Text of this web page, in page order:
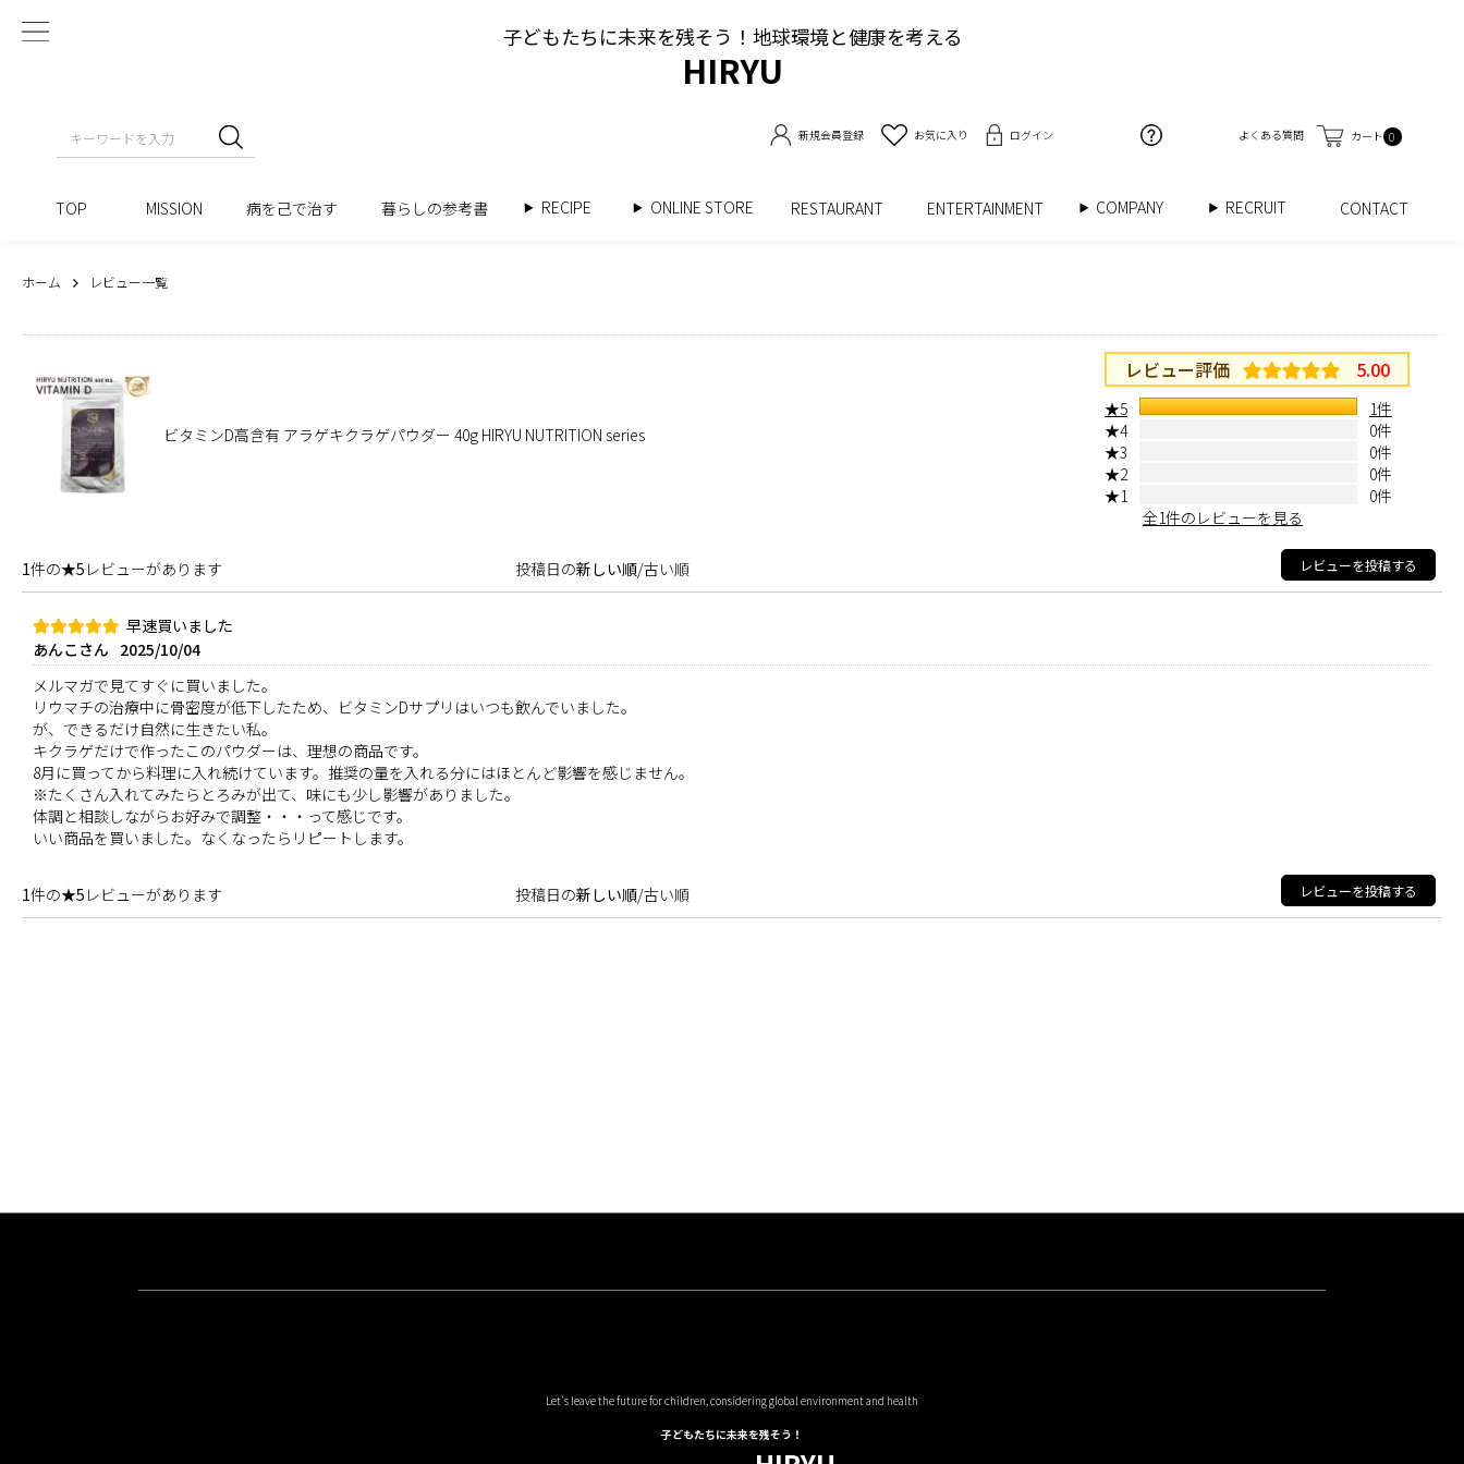
子どもたちに未来を残そう！地球環境と健康を考える
HIRYU
新規会員登録 お気に入り ログイン よくある質問 カート 0
TOP MISSION 病を己で治す 暮らしの参考書 RECIPE ONLINE STORE RESTAURANT ENTERTAINMENT COMPANY RECRUIT CONTACT
ホーム レビュー一覧
ビタミンD高含有 アラゲキクラゲパウダー 40g HIRYU NUTRITION series
レビュー評価 5.00
★5
1件
★4
0件
★3
0件
★2
0件
★1
0件
全1件のレビューを見る
1件の★5 レビューがあります 投稿日の新しい順/古い順 レビューを投稿する
早速買いました
あんこさん 2025/10/04
メルマガで見てすぐに買いました。
リウマチの治療中に骨密度が低下したため、ビタミンDサプリはいつも飲んでいました。
が、できるだけ自然に生きたい私。
キクラゲだけで作ったこのパウダーは、理想の商品です。
8月に買ってから料理に入れ続けています。推奨の量を入れる分にはほとんど影響を感じません。
※たくさん入れてみたらとろみが出て、味にも少し影響がありました。
体調と相談しながらお好みで調整・・・って感じです。
いい商品を買いました。なくなったらリピートします。
1件の★5 レビューがあります 投稿日の新しい順/古い順 レビューを投稿する
Let's leave the future for children, considering global environment and health
子どもたちに未来を残そう！